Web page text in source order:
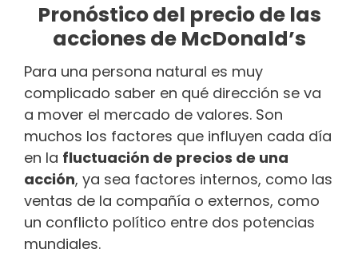
Pronóstico del precio de las
acciones de McDonald’s
Para una persona natural es muy
complicado saber en qué dirección se va
a mover el mercado de valores. Son
muchos los factores que influyen cada día
en la fluctuación de precios de una
acción, ya sea factores internos, como las
ventas de la compañía o externos, como
un conflicto político entre dos potencias
mundiales.